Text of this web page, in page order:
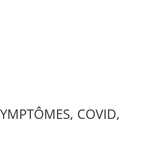
COVID,